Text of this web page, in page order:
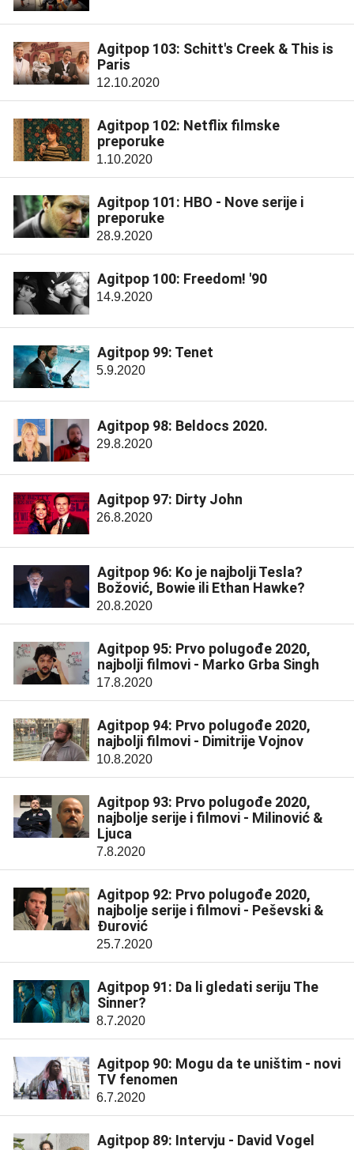
Agitpop 103: Schitt's Creek & This is
Paris
12.10.2020
Agitpop 102: Netflix filmske
preporuke
1.10.2020
Agitpop 101: HBO - Nove serije i
preporuke
28.9.2020
Agitpop 100: Freedom! '90
14.9.2020
Agitpop 99: Tenet
5.9.2020
Agitpop 98: Beldocs 2020.
29.8.2020
Agitpop 97: Dirty John
26.8.2020
Agitpop 96: Ko je najbolji Tesla?
Božović, Bowie ili Ethan Hawke?
20.8.2020
Agitpop 95: Prvo polugođe 2020,
najbolji filmovi - Marko Grba Singh
17.8.2020
Agitpop 94: Prvo polugođe 2020,
najbolji filmovi - Dimitrije Vojnov
10.8.2020
Agitpop 93: Prvo polugođe 2020,
najbolje serije i filmovi - Milinović &
Ljuca
7.8.2020
Agitpop 92: Prvo polugođe 2020,
najbolje serije i filmovi - Peševski &
Đurović
25.7.2020
Agitpop 91: Da li gledati seriju The
Sinner?
8.7.2020
Agitpop 90: Mogu da te uništim - novi
TV fenomen
6.7.2020
Agitpop 89: Intervju - David Vogel